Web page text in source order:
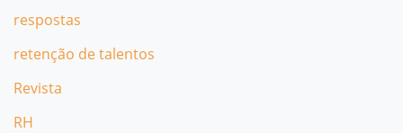
respostas
retenção de talentos
Revista
RH